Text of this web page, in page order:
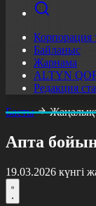
Корпорация
Байланыс
Жарнама
ALTYN
Редакция
Басты
Апта
19.03.2026 күнгі